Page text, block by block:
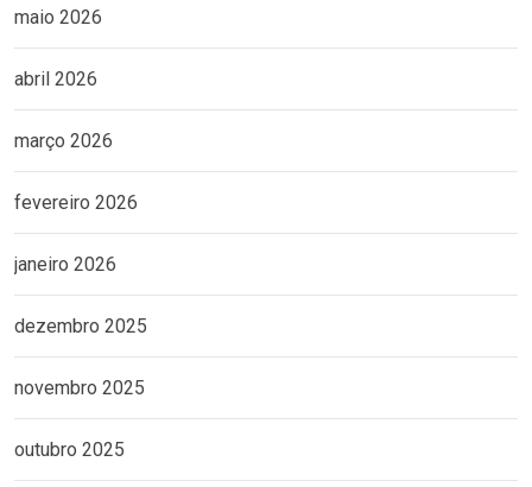
maio 2026
abril 2026
março 2026
fevereiro 2026
janeiro 2026
dezembro 2025
novembro 2025
outubro 2025